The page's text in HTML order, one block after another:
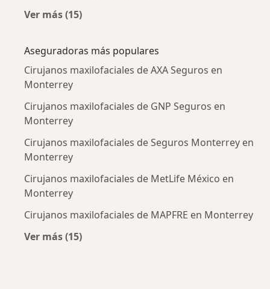
Ver más (15)
Aseguradoras más populares
Cirujanos maxilofaciales de AXA Seguros en
Monterrey
Cirujanos maxilofaciales de GNP Seguros en
Monterrey
Cirujanos maxilofaciales de Seguros Monterrey en
Monterrey
Cirujanos maxilofaciales de MetLife México en
Monterrey
Cirujanos maxilofaciales de MAPFRE en Monterrey
Ver más (15)